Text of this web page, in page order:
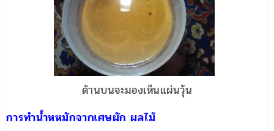
ด้านบนจะมองเห็นแผ่นวุ้น
การทำน้ำหหมักจากเศษผัก ผลไม้